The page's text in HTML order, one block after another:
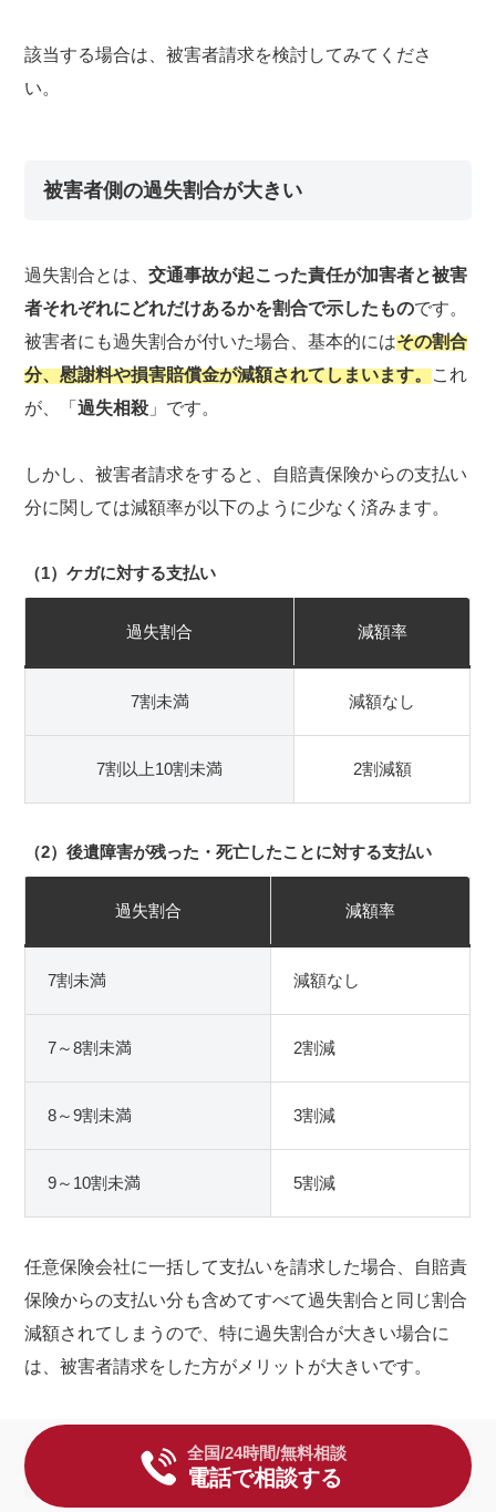
該当する場合は、被害者請求を検討してみてくださ
い。
被害者側の過失割合が大きい
過失割合とは、交通事故が起こった責任が加害者と被害
者それぞれにどれだけあるかを割合で示したものです。
被害者にも過失割合が付いた場合、基本的にはその割合
分、慰謝料や損害賠償金が減額されてしまいます。 これ
が、「過失相殺 」です。
しかし、被害者請求をすると、自賠責保険からの支払い
分に関しては減額率が以下のように少なく済みます。
（1）ケガに対する支払い
過失割合 減額率
7割未満 減額なし
7割以上10割未満 2割減額
（2）後遺障害が残った・死亡したことに対する支払い
過失割合 減額率
7割未満 減額なし
7～8割未満 2割減
8～9割未満 3割減
9～10割未満 5割減
任意保険会社に一括して支払いを請求した場合、自賠責
保険からの支払い分も含めてすべて過失割合と同じ割合
減額されてしまうので、特に過失割合が大きい場合に
は、被害者請求をした方がメリットが大きいです。
早く賠償金が必要
全国/24時間/無料相談
電話で相談する